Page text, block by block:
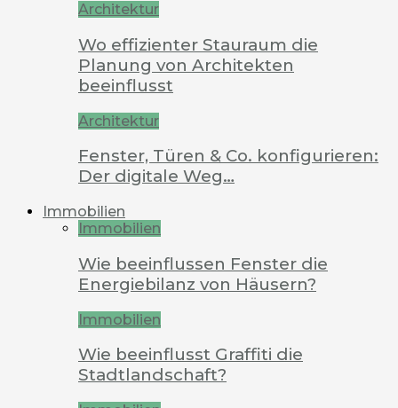
Architektur
Wo effizienter Stauraum die
Planung von Architekten
beeinflusst
Architektur
Fenster, Türen & Co. konfigurieren:
Der digitale Weg…
Immobilien
Immobilien
Wie beeinflussen Fenster die
Energiebilanz von Häusern?
Immobilien
Wie beeinflusst Graffiti die
Stadtlandschaft?